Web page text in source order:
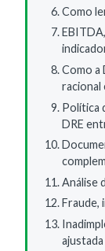
Como
Como a
racional
Política
DRE
Análise
Fraude,